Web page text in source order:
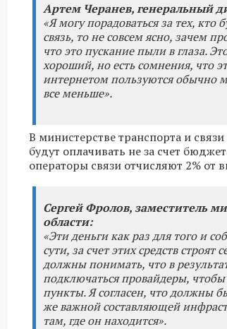
Артем Черанев, генеральный
«Я могу порадоваться за тех, кто
связь, то не совсем ясно, зачем
что это пускание пыли в глаза.
хороший, но есть сомнения, что
интернетом пользуются обычно
все меньше».
В министерстве транспорта и
будут оплачивать не за счет
операторы связи отчисляют 2% от
Сергей Фролов, заместитель
области:
«Эти деньги как раз для того и
сути, за счет этих средств
должны понимать, что в
подключаться провайдеры,
пункты. Я согласен, что должны
же важной составляющей
там, где он находится».